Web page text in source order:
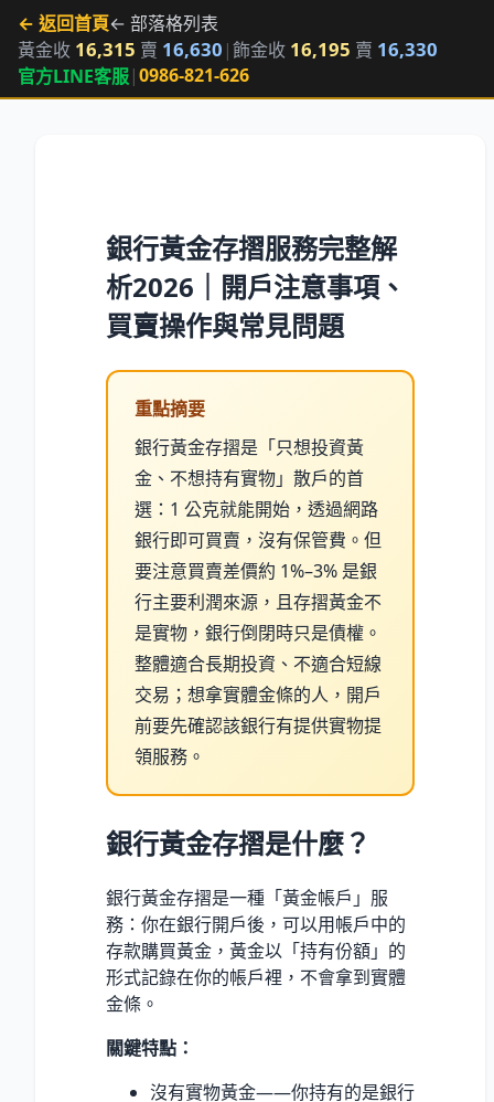
← 返回首頁← 部落格列表
黃金收 16,315 賣 16,630 |飾金收 16,195 賣 16,330
官方LINE客服|0986-821-626
銀行黃金存摺服務完整解
析2026｜開戶注意事項、
買賣操作與常見問題
重點摘要
銀行黃金存摺是「只想投資黃
金、不想持有實物」散戶的首
選：1 公克就能開始，透過網路
銀行即可買賣，沒有保管費。但
要注意買賣差價約 1%–3% 是銀
行主要利潤來源，且存摺黃金不
是實物，銀行倒閉時只是債權。
整體適合長期投資、不適合短線
交易；想拿實體金條的人，開戶
前要先確認該銀行有提供實物提
領服務。
銀行黃金存摺是什麼？
銀行黃金存摺是一種「黃金帳戶」服
務：你在銀行開戶後，可以用帳戶中的
存款購買黃金，黃金以「持有份額」的
形式記錄在你的帳戶裡，不會拿到實體
金條。
關鍵特點：
沒有實物黃金——你持有的是銀行